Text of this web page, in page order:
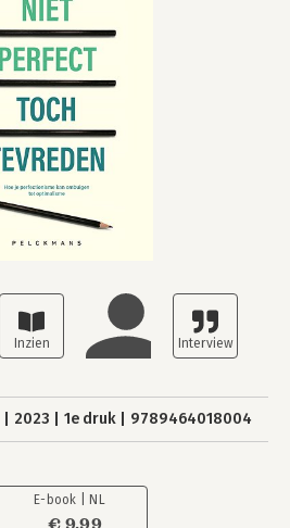
2023 1e druk 9789464018004
E-book | NL